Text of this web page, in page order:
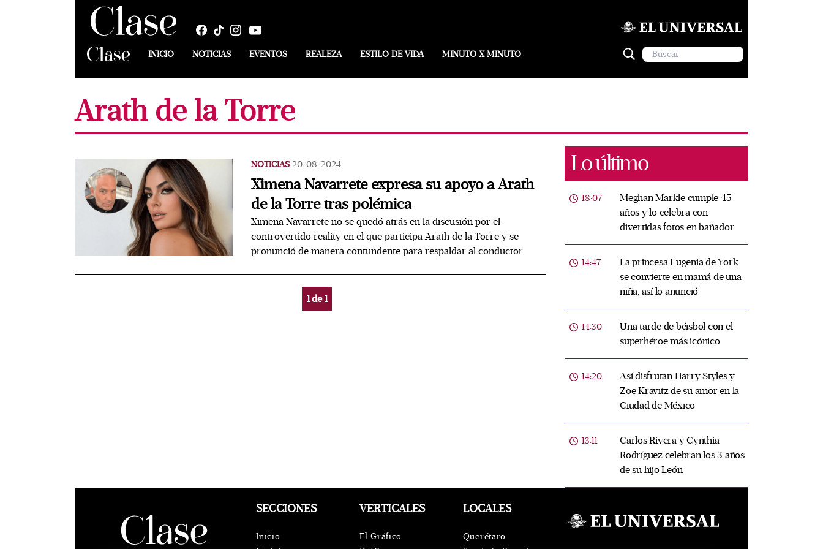
INICIO NOTICIAS EVENTOS REALEZA ESTILO DE VIDA MINUTO X MINUTO
Arath de la Torre
NOTICIAS 20/08/2024
Ximena Navarrete expresa su apoyo a Arath
de la Torre tras polémica
Ximena Navarrete no se quedó atrás en la discusión por el
controvertido reality en el que participa Arath de la Torre y se
pronunció de manera contundente para respaldar al conductor
1de1
Lo último
18:07
Meghan Markle cumple 45
años y lo celebra con
divertidas fotos en bañador
14:47
La princesa Eugenia de York
se convierte en mamá de una
niña, así lo anunció
14:30
Una tarde de béisbol con el
superhéroe más icónico
14:20
Así disfrutan Harry Styles y
Zoë Kravitz de su amor en la
Ciudad de México
13:11
Carlos Rivera y Cynthia
Rodríguez celebran los 3 años
de su hijo León
SECCIONES
Inicio
VERTICALES
El Gráfico
LOCALES
Querétaro